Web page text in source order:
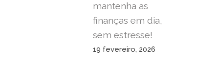
mantenha as
finanças em dia,
sem estresse!
19 fevereiro, 2026